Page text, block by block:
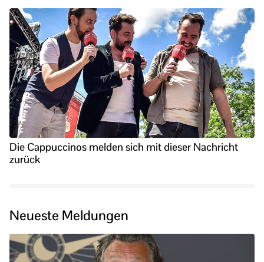
Die Cappuccinos melden sich mit dieser Nachricht
zurück
Neueste Meldungen